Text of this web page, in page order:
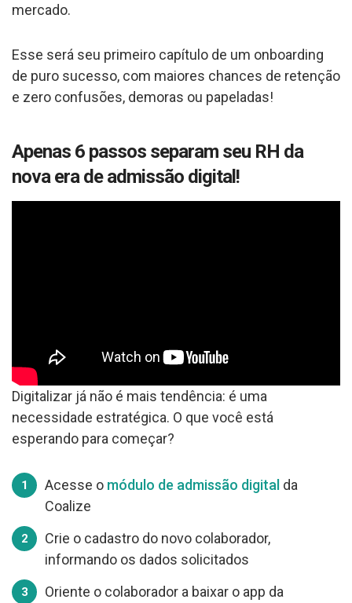
mercado.
Esse será seu primeiro capítulo de um onboarding
de puro sucesso, com maiores chances de retenção
e zero confusões, demoras ou papeladas!
Apenas 6 passos separam seu RH da
nova era de admissão digital!
Digitalizar já não é mais tendência: é uma
necessidade estratégica. O que você está
esperando para começar?
Acesse o módulo de admissão digital da
Coalize
Crie o cadastro do novo colaborador,
informando os dados solicitados
Oriente o colaborador a baixar o app da